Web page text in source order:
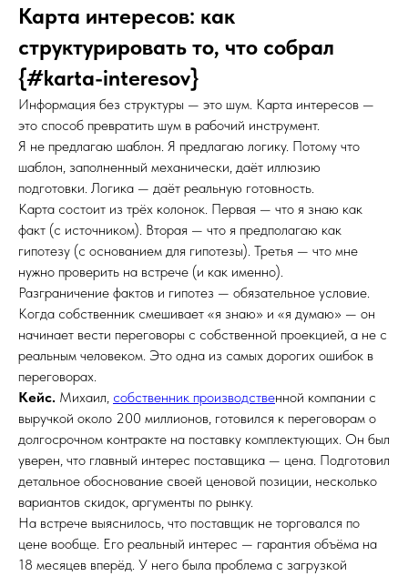
Карта интересов: как
структурировать то, что собрал
{#karta-interesov}
Информация без структуры — это шум. Карта интересов —
это способ превратить шум в рабочий инструмент.
Я не предлагаю шаблон. Я предлагаю логику. Потому что
шаблон, заполненный механически, даёт иллюзию
подготовки. Логика — даёт реальную готовность.
Карта состоит из трёх колонок. Первая — что я знаю как
факт (с источником). Вторая — что я предполагаю как
гипотезу (с основанием для гипотезы). Третья — что мне
нужно проверить на встрече (и как именно).
Разграничение фактов и гипотез — обязательное условие.
Когда собственник смешивает «я знаю» и «я думаю» — он
начинает вести переговоры с собственной проекцией, а не с
реальным человеком. Это одна из самых дорогих ошибок в
переговорах.
Кейс. Михаил, собственник производственной компании с
выручкой около 200 миллионов, готовился к переговорам о
долгосрочном контракте на поставку комплектующих. Он был
уверен, что главный интерес поставщика — цена. Подготовил
детальное обоснование своей ценовой позиции, несколько
вариантов скидок, аргументы по рынку.
На встрече выяснилось, что поставщик не торговался по
цене вообще. Его реальный интерес — гарантия объёма на
18 месяцев вперёд. У него была проблема с загрузкой